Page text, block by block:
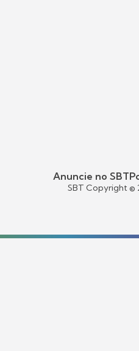
Anuncie no SBT
SBT Copyright ©